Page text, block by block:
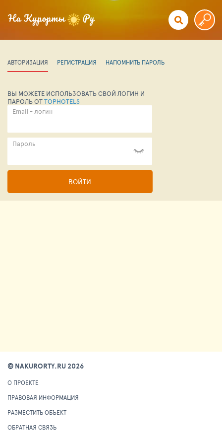
АВТОРИЗАЦИЯ РЕГИСТРАЦИЯ НАПОМНИТЬ ПАРОЛЬ
ВЫ МОЖЕТЕ ИСПОЛЬЗОВАТЬ СВОЙ ЛОГИН И
ПАРОЛЬ ОТTOPHOTELS
Email - логин
Пароль
ВОЙТИ
© NAKURORTY.RU 2026
О ПРОЕКТЕ
ПРАВОВАЯ ИНФОРМАЦИЯ
РАЗМЕСТИТЬ ОБЪЕКТ
ОБРАТНАЯ СВЯЗЬ